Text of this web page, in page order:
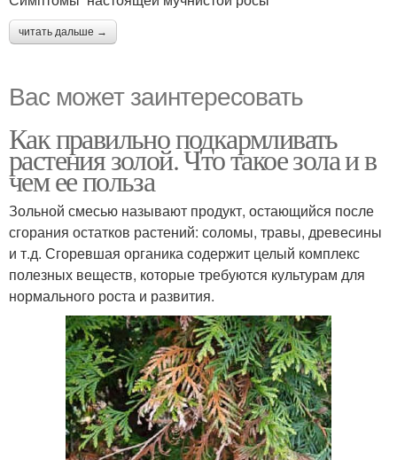
читать дальше →
Вас может заинтересовать
Как правильно подкармливать
растения золой. Что такое зола и в
чем ее польза
Зольной смесью называют продукт, остающийся после
сгорания остатков растений: соломы, травы, древесины
и т.д. Сгоревшая органика содержит целый комплекс
полезных веществ, которые требуются культурам для
нормального роста и развития.